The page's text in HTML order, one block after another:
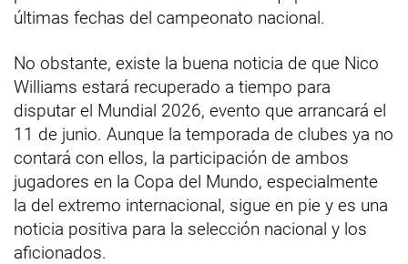
últimas fechas del campeonato nacional.
No obstante, existe la buena noticia de que Nico
Williams estará recuperado a tiempo para
disputar el Mundial 2026, evento que arrancará el
11 de junio. Aunque la temporada de clubes ya no
contará con ellos, la participación de ambos
jugadores en la Copa del Mundo, especialmente
la del extremo internacional, sigue en pie y es una
noticia positiva para la selección nacional y los
aficionados.